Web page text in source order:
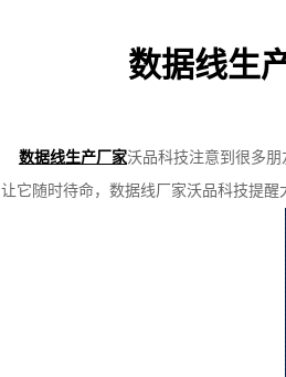
数据线生
数据线生产厂家沃品科技注意到很多
让它随时待命，数据线厂家沃品科技提醒